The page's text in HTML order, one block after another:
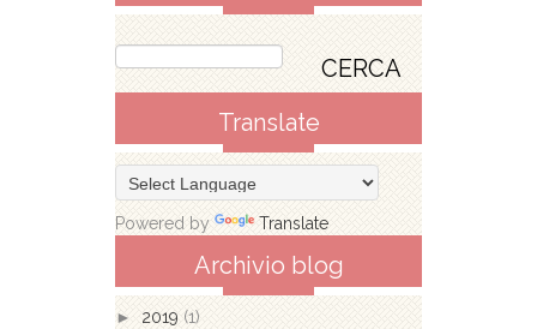
Translate
Powered by Translate
Archivio blog
► 2019 (1)